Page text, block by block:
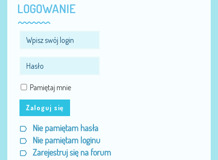
LOGOWANIE
Pamiętaj mnie
Zaloguj się
Nie pamiętam hasła
Nie pamiętam loginu
Zarejestruj się na forum